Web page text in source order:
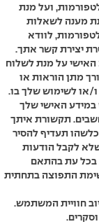
ועל מנת
מענה לשאלות
לוודא
יצירת קשר אתך.
על מנת לשלוח
מתן הוראות או
או לשימוש שלך בו.
במידע האישי שלך
תקשורת איתך
תעדיף להסיר
לקבל הודעות
בכל עת בהתאם
התפוצה בתחתית
חוויית המשתמש.